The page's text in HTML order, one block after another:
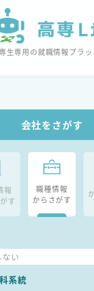
生専用の就職情報プラ
会社をさがす
報
す
職種情報
からさがす
い
系統